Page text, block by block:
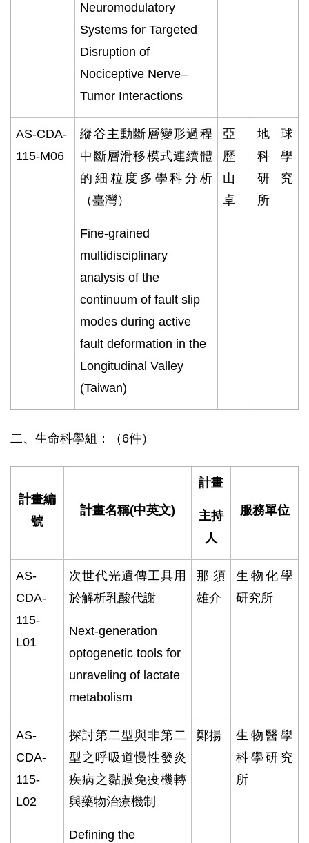
Neuromodulatory
Systems for Targeted
Disruption of
Nociceptive Nerve–
Tumor Interactions
AS-CDA-
115-M06
縱谷主動斷層變形過程
中斷層滑移模式連續體
的細粒度多學科分析
（臺灣）
Fine-grained
multidisciplinary
analysis of the
continuum of fault slip
modes during active
fault deformation in the
Longitudinal Valley
(Taiwan)
亞
歷
山
卓
地球
科學
研究
所
二、生命科學組：（6件）
計畫編
號
計畫名稱(中英文)
計畫
主持
人
服務單位
AS-
CDA-
115-
L01
次世代光遺傳工具用
於解析乳酸代謝
Next-generation
optogenetic tools for
unraveling of lactate
metabolism
那須
雄介
生物化學
研究所
AS-
CDA-
115-
L02
探討第二型與非第二
型之呼吸道慢性發炎
疾病之黏膜免疫機轉
與藥物治療機制
Defining the
鄭揚
生物醫學
科學研究
所